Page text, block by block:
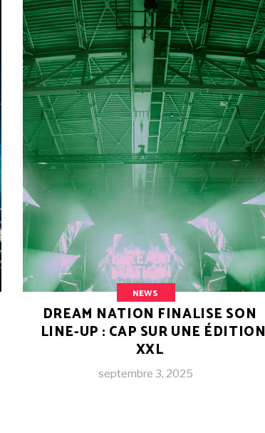
NEWS
DREAM NATION FINALISE SON
LINE-UP : CAP SUR UNE ÉDITION
XXL
septembre 3, 2025